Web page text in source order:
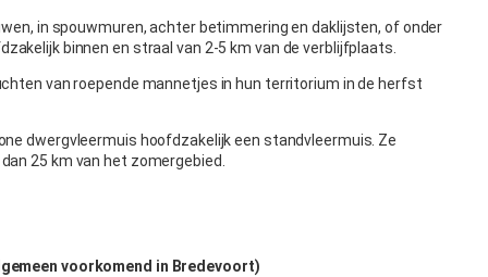
in spouwmuren, achter betimmering en daklijsten, of onder
binnen en straal van 2-5 km van de verblijfplaats.
van roepende mannetjes in hun territorium in de herfst
dwergvleermuis hoofdzakelijk een standvleermuis. Ze
25 km van het zomergebied.
voorkomend in Bredevoort)